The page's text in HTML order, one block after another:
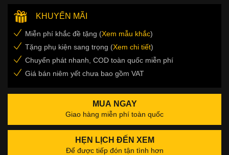
KHUYẾN MÃI
Miễn phí khắc đề tặng (Xem mẫu khắc)
Tặng phụ kiện sang trọng (Xem chi tiết)
Chuyển phát nhanh, COD toàn quốc miễn phí
Giá bán niêm yết chưa bao gồm VAT
MUA NGAY
Giao hàng miễn phí toàn quốc
HẸN LỊCH ĐẾN XEM
Để được tiếp đón tận tình hơn